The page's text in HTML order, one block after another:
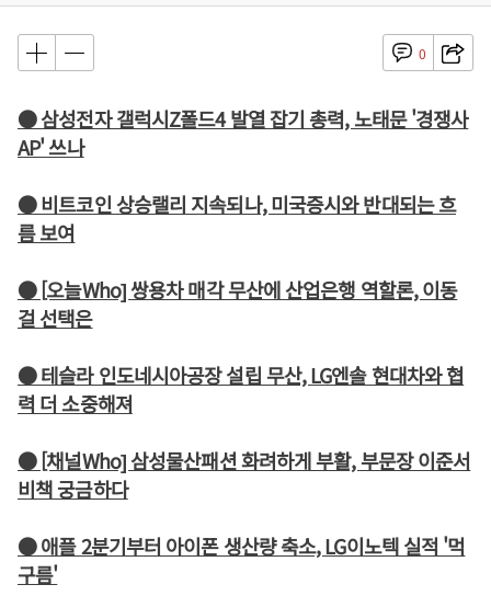
0
● 삼성전자 갤럭시Z폴드4 발열 잡기 총력, 노태문 '경쟁사
AP' 쓰나
● 비트코인 상승랠리 지속되나, 미국증시와 반대되는 흐
름 보여
● [오늘Who] 쌍용차 매각 무산에 산업은행 역할론, 이동
걸 선택은
● 테슬라 인도네시아공장 설립 무산, LG엔솔 현대차와 협
력 더 소중해져
● [채널Who] 삼성물산패션 화려하게 부활, 부문장 이준서
비책 궁금하다
● 애플 2분기부터 아이폰 생산량 축소, LG이노텍 실적 '먹
구름'